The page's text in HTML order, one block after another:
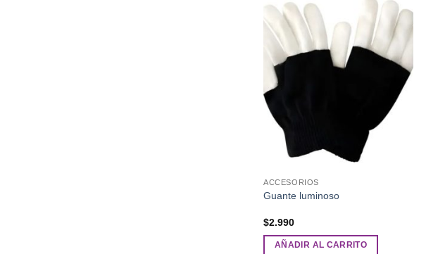
Añadir
a la
lista de
deseos
ACCESORIOS
Guante luminoso
$2.990
AÑADIR AL CARRITO